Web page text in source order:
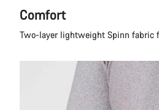
Comfort
Two-layer lightweight Spinn fabric